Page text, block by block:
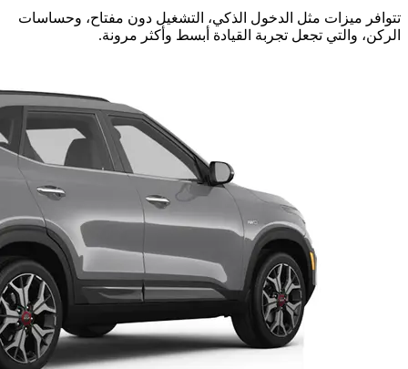
تتوافر ميزات مثل الدخول الذكي، التشغيل دون مفتاح، وحساسات
الركن، والتي تجعل تجربة القيادة أبسط وأكثر مرونة.